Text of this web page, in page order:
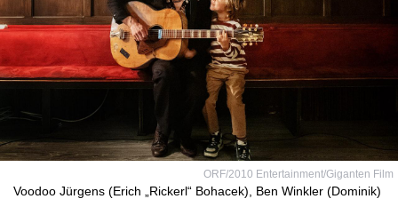
ORF/2010 Entertainment/Giganten Film
Voodoo Jürgens (Erich „Rickerl“ Bohacek), Ben Winkler (Dominik)